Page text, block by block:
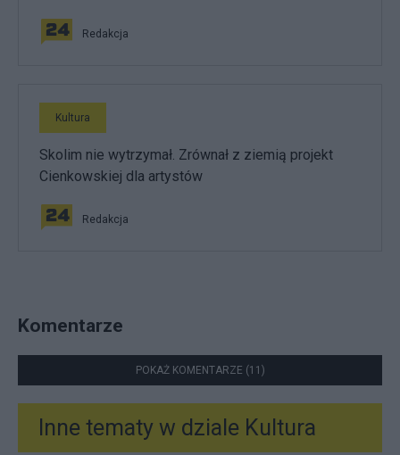
Redakcja
Kultura
Skolim nie wytrzymał. Zrównał z ziemią projekt
Cienkowskiej dla artystów
Redakcja
Komentarze
POKAŻ KOMENTARZE (11)
Inne tematy w dziale Kultura